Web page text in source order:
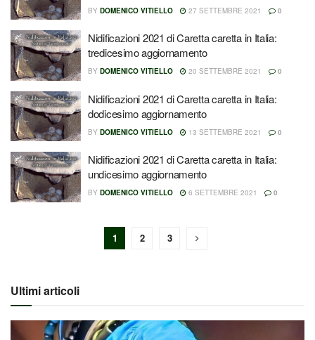
BY DOMENICO VITIELLO 27 SETTEMBRE 2021 0
Nidificazioni 2021 di Caretta caretta in Italia:
tredicesimo aggiornamento
BY DOMENICO VITIELLO 20 SETTEMBRE 2021 0
Nidificazioni 2021 di Caretta caretta in Italia:
dodicesimo aggiornamento
BY DOMENICO VITIELLO 13 SETTEMBRE 2021 0
Nidificazioni 2021 di Caretta caretta in Italia:
undicesimo aggiornamento
BY DOMENICO VITIELLO 6 SETTEMBRE 2021 0
1 2 3
Ultimi articoli